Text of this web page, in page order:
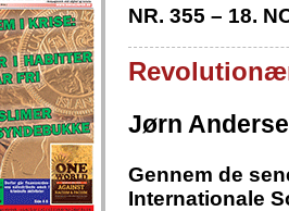
NR. 355 – 18.
Jørn
Gennem de
Internationale